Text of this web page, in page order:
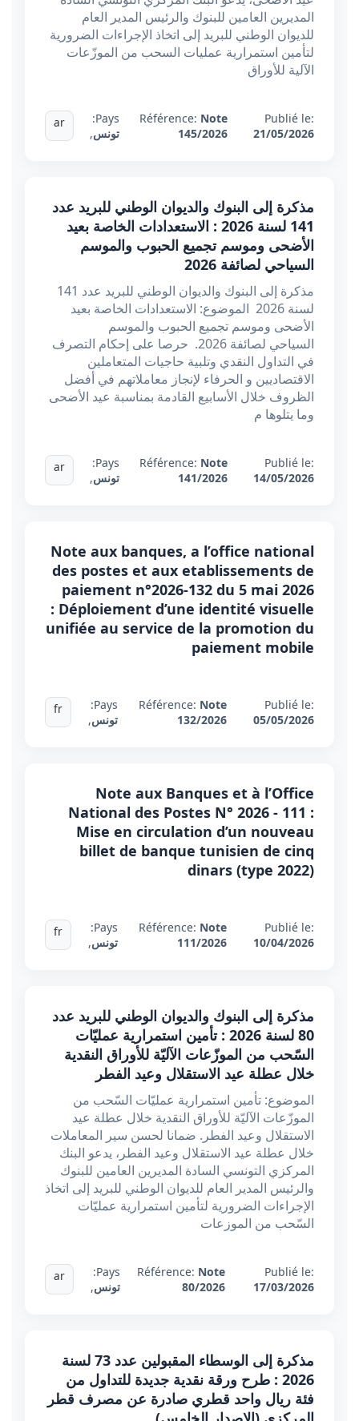
المديرين العامين للبنوك والرئيس المدير العام
للديوان الوطني للبريد إلى اتخاذ الإجراءات الضرورية
لتأمين استمرارية عمليات السحب من الموزّعات
الآلية للأوراق
Publié le:
21/05/2026
Référence: Note
145/2026
Pays:
تونس,
ar
مذكرة إلى البنوك والديوان الوطني للبريد عدد
141 لسنة 2026 : الاستعدادات الخاصة بعيد
الأضحى وموسم تجميع الحبوب والموسم
السياحي لصائفة 2026
مذكرة إلى البنوك والديوان الوطني للبريد عدد 141
لسنة 2026 الموضوع: الاستعدادات الخاصة بعيد
الأضحى وموسم تجميع الحبوب والموسم
السياحي لصائفة 2026. حرصا على إحكام التصرف
في التداول النقدي وتلبية حاجيات المتعاملين
الاقتصاديين و الحرفاء لإنجاز معاملاتهم في أفضل
الظروف خلال الأسابيع القادمة بمناسبة عيد الأضحى
وما يتلوها م
Publié le:
14/05/2026
Référence: Note
141/2026
Pays:
تونس,
ar
Note aux banques, a l’office national
des postes et aux etablissements de
paiement n°2026-132 du 5 mai 2026
: Déploiement d’une identité visuelle
unifiée au service de la promotion du
paiement mobile
Publié le:
05/05/2026
Référence: Note
132/2026
Pays:
تونس,
fr
Note aux Banques et à l’Office
National des Postes N° 2026 - 111 :
Mise en circulation d’un nouveau
billet de banque tunisien de cinq
dinars (type 2022)
Publié le:
10/04/2026
Référence: Note
111/2026
Pays:
تونس,
fr
مذكرة إلى البنوك والديوان الوطني للبريد عدد
80 لسنة 2026 : تأمين استمرارية عمليّات
السّحب من الموزّعات الآليّة للأوراق النقدية
خلال عطلة عيد الاستقلال وعيد الفطر
الموضوع: تأمين استمرارية عمليّات السّحب من
الموزّعات الآليّة للأوراق النقدية خلال عطلة عيد
الاستقلال وعيد الفطر. ضمانا لحسن سير المعاملات
خلال عطلة عيد الاستقلال وعيد الفطر، يدعو البنك
المركزي التونسي السادة المديرين العامين للبنوك
والرئيس المدير العام للديوان الوطني للبريد إلى اتخاذ
الإجراءات الضرورية لتأمين استمرارية عمليّات
السّحب من الموزعات
Publié le:
17/03/2026
Référence: Note
80/2026
Pays:
تونس,
ar
مذكرة إلى الوسطاء المقبولين عدد 73 لسنة
2026 : طرح ورقة نقدية جديدة للتداول من
فئة ريال واحد قطري صادرة عن مصرف قطر